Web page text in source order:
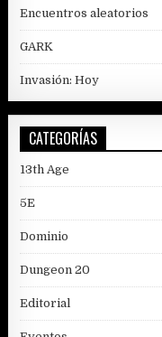
Encuentros aleatorios
GARK
Invasión: Hoy
CATEGORÍAS
13th Age
5E
Dominio
Dungeon 20
Editorial